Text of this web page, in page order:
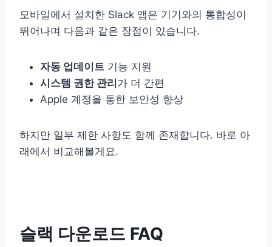
모바일에서 설치한 Slack 앱은 기기와의 통합성이
뛰어나며 다음과 같은 장점이 있습니다.
자동 업데이트 기능 지원
시스템 권한 관리 가 더 간편
Apple 계정을 통한 보안성 향상
하지만 일부 제한 사항도 함께 존재합니다. 바로 아
래에서 비교해볼게요.
슬랙 다운로드 FAQ